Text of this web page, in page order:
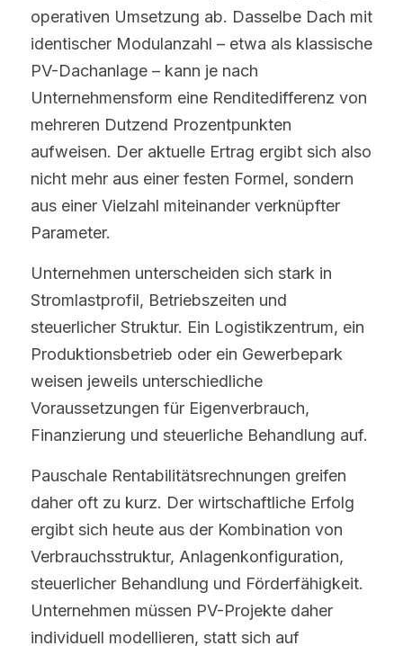
operativen Umsetzung ab. Dasselbe Dach mit
identischer Modulanzahl – etwa als klassische
PV-Dachanlage – kann je nach
Unternehmensform eine Renditedifferenz von
mehreren Dutzend Prozentpunkten
aufweisen. Der aktuelle Ertrag ergibt sich also
nicht mehr aus einer festen Formel, sondern
aus einer Vielzahl miteinander verknüpfter
Parameter.
Unternehmen unterscheiden sich stark in
Stromlastprofil, Betriebszeiten und
steuerlicher Struktur. Ein Logistikzentrum, ein
Produktionsbetrieb oder ein Gewerbepark
weisen jeweils unterschiedliche
Voraussetzungen für Eigenverbrauch,
Finanzierung und steuerliche Behandlung auf.
Pauschale Rentabilitätsrechnungen greifen
daher oft zu kurz. Der wirtschaftliche Erfolg
ergibt sich heute aus der Kombination von
Verbrauchsstruktur, Anlagenkonfiguration,
steuerlicher Behandlung und Förderfähigkeit.
Unternehmen müssen PV-Projekte daher
individuell modellieren, statt sich auf